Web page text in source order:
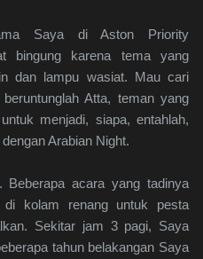
Saya di Aston Priority
bingung karena tema yang
dan lampu wasiat. Mau cari
Atta, teman yang
menjadi, siapa, entahlah,
Arabian Night.
acara yang tadinya
di kolam renang untuk pesta
Sekitar jam 3 pagi, Saya
tahun belakangan Saya